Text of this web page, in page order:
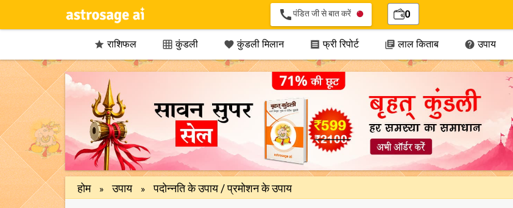
callपंडित जी से बात करें 0
 राशिफल  कुंडली  कुंडली मिलान  फ्री रिपोर्ट  लाल किताब  उपाय
होम » उपाय » पदोन्नति के उपाय / प्रमोशन के उपाय